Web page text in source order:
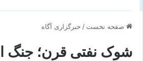
صفحه نخست / خبرگزاری آگاه
شوک نفتی قرن؛ جنگ